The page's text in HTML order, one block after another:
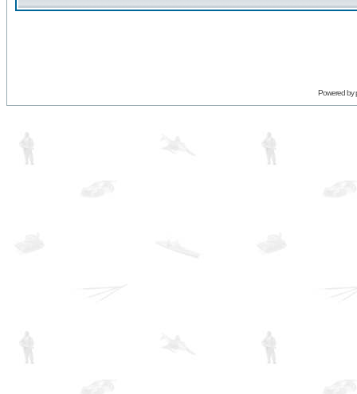
Powered by